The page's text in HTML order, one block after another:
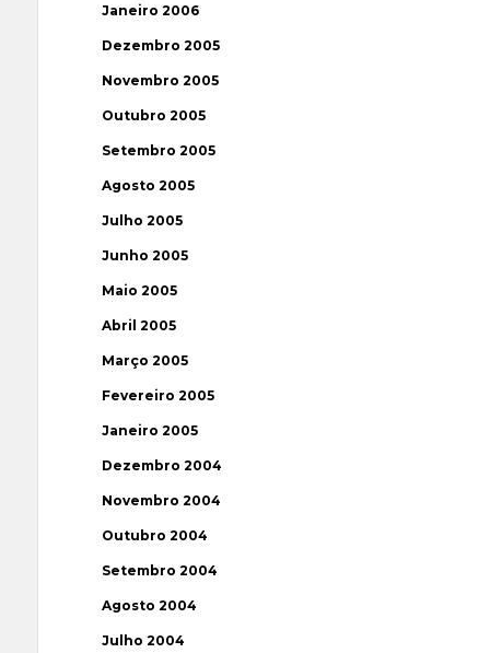
Janeiro 2006
Dezembro 2005
Novembro 2005
Outubro 2005
Setembro 2005
Agosto 2005
Julho 2005
Junho 2005
Maio 2005
Abril 2005
Março 2005
Fevereiro 2005
Janeiro 2005
Dezembro 2004
Novembro 2004
Outubro 2004
Setembro 2004
Agosto 2004
Julho 2004